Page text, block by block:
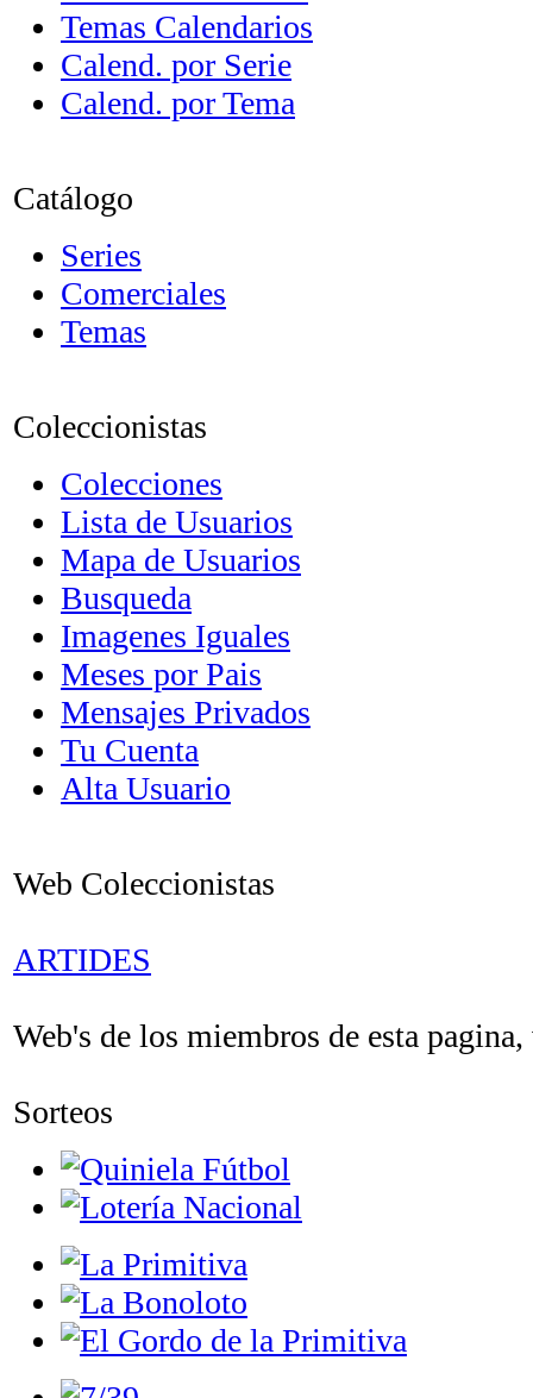
Temas Calendarios
Calend. por Serie
Calend. por Tema
Catálogo
Series
Comerciales
Temas
Coleccionistas
Colecciones
Lista de Usuarios
Mapa de Usuarios
Busqueda
Imagenes Iguales
Meses por Pais
Mensajes Privados
Tu Cuenta
Alta Usuario
Web Coleccionistas
ARTIDES
Web's de los miembros de esta
Sorteos